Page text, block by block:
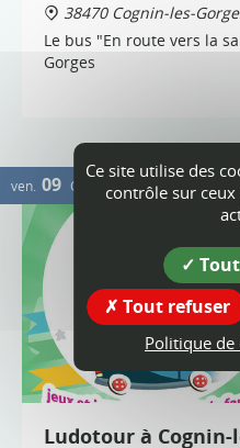
38470 Cognin-les-
Le bus "En route vers la
Gorges
ven. 09 OCT.
Ludotour à Cognin-
Ce site utilise des
contrôle sur
Tout refuser
Politique